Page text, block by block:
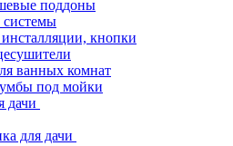
поддоны
кнопки
ванных комнат
под мойки
дачи
для дачи